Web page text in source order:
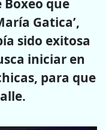
que
Gatica’,
sido exitosa
iniciar en
para que